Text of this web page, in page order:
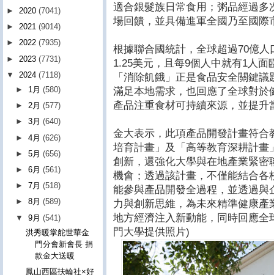
適合銀髮族日常食用；粥品經過
場回饋，並具備進軍全國乃至國際
根據聯合國統計，全球超過70億
1.25美元，且每9個人中就有1人
「消除飢餓」正是食品安全關鍵
滿足本地需求，也回應了全球對
產品注重食材可持續來源，並提升
金大表示，此項產品開發計畫符
培育計畫」及「高等教育深耕計
創新，還強化大學與在地產業緊
機會；透過該計畫，不僅能結合
能參與產品開發全過程，並透過
力與創新思維，為未來精準健康
地方經濟注入新動能，同時回應
門大學提供照片)
► 2020 (7041)
► 2021 (9014)
► 2022 (7935)
► 2023 (7731)
▼ 2024 (7118)
► 1月(580)
►2月(577)
►3月(640)
►4月(626)
►5月(656)
►6月(561)
►7月(518)
►8月(589)
▼9月(541)
洪秀暖掌舵世華金
門分會新會長 捐
款金大送暖
鳳山西區扶輪社×好